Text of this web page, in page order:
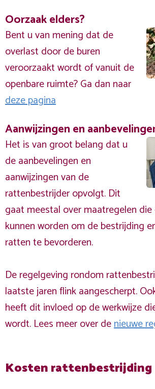
Oorzaak elders?
Bent u van mening dat de
overlast door de buren
veroorzaakt wordt of vanuit de
openbare ruimte? Ga dan naar
deze pagina
Aanwijzingen en
Het is van groot belang dat u
de aanbevelingen en
aanwijzingen van de
rattenbestrijder opvolgt. Dit
gaat meestal over maatregelen
kunnen worden om de bestrijding
ratten te bevorderen.
De regelgeving rondom
laatste jaren flink aangescherpt.
heeft dit invloed op de werkwijze
wordt. Lees meer over denieuwe
Kosten rattenbestrijding